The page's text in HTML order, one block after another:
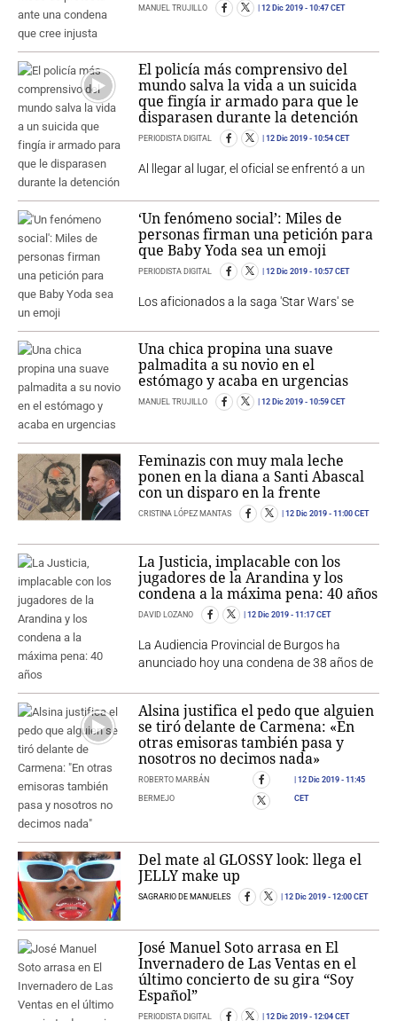
MANUEL TRUJILLO 12 Dic 2019 - 10:47 CET
El policía más comprensivo del
mundo salva la vida a un suicida
que fingía ir armado para que le
disparasen durante la detención
PERIODISTA DIGITAL 12 Dic 2019 - 10:54 CET
Al llegar al lugar, el oficial se enfrentó a un
‘Un fenómeno social’: Miles de
personas firman una petición para
que Baby Yoda sea un emoji
PERIODISTA DIGITAL 12 Dic 2019 - 10:57 CET
Los aficionados a la saga 'Star Wars' se
Una chica propina una suave
palmadita a su novio en el
estómago y acaba en urgencias
MANUEL TRUJILLO 12 Dic 2019 - 10:59 CET
Feminazis con muy mala leche
ponen en la diana a Santi Abascal
con un disparo en la frente
CRISTINA LÓPEZ MANTAS 12 Dic 2019 - 11:00 CET
La Justicia, implacable con los
jugadores de la Arandina y los
condena a la máxima pena: 40 años
DAVID LOZANO 12 Dic 2019 - 11:17 CET
La Audiencia Provincial de Burgos ha
anunciado hoy una condena de 38 años de
Alsina justifica el pedo que alguien
se tiró delante de Carmena: «En
otras emisoras también pasa y
nosotros no decimos nada»
ROBERTO MARBÁN
BERMEJO
12 Dic 2019- 11:45
CET
Del mate al GLOSSY look: llega el
JELLY make up
SAGRARIO DE MANUELES 12 Dic 2019 - 12:00 CET
José Manuel Soto arrasa en El
Invernadero de Las Ventas en el
último concierto de su gira “Soy
Español”
PERIODISTA DIGITAL 12 Dic 2019 - 12:04 CET